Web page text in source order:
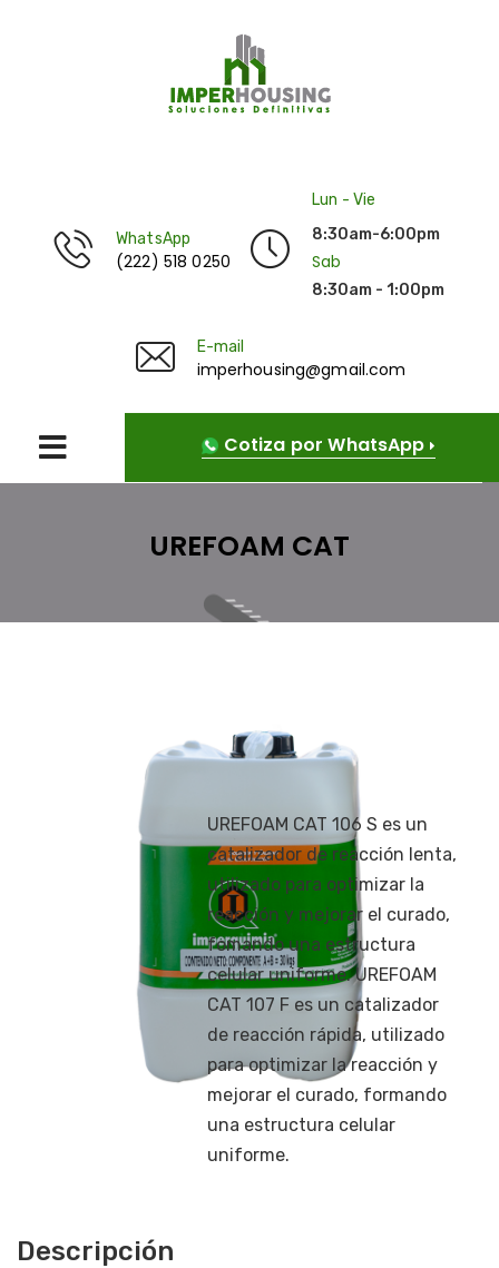
WhatsApp
(222) 518 0250
Lun - Vie
8:30am-6:00pm
Sab
8:30am - 1:00pm
E-mail
imperhousing@gmail.com
Cotiza por WhatsApp
UREFOAM CAT
UREFOAM CAT 106 S es un
catalizador de reacción lenta,
utilizado para optimizar la
reacción y mejorar el curado,
fomando una estructura
celular uniforme. UREFOAM
CAT 107 F es un catalizador
de reacción rápida, utilizado
para optimizar la reacción y
mejorar el curado, formando
una estructura celular
uniforme.
Descripción